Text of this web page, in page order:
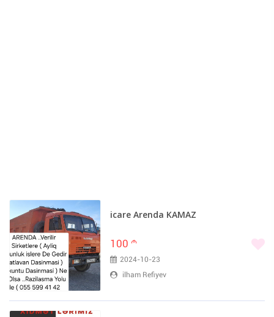
icare Arenda KAMAZ
100 m
2024-10-23
ilham Refiyev